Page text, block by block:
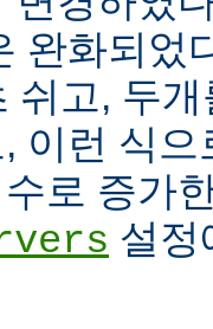
완화되었
쉬고, 두
이런 식
로 증가
설정